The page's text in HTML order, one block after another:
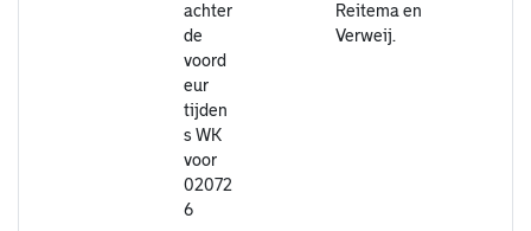
achter
de
voord
eur
tijden
s WK
voor
02072
6
Reitema en
Verweij.